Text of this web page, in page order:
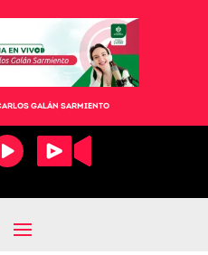
GALÁN SARMIENTO